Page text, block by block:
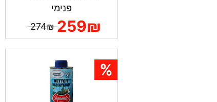
פנימי
259₪
274₪